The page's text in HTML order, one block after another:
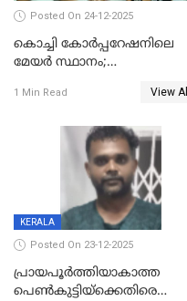
Posted On 24-12-2025
കൊച്ചി കോര്‍പ്പറേഷനിലെ
മേയര്‍ സ്ഥാനം;
രൂക്ഷം
1 Min Read View All
KERALA
Posted On 23-12-2025
പ്രായപൂർത്തിയാകാത്ത
പെൺകുട്ടിയ്ക്കെതിരെ